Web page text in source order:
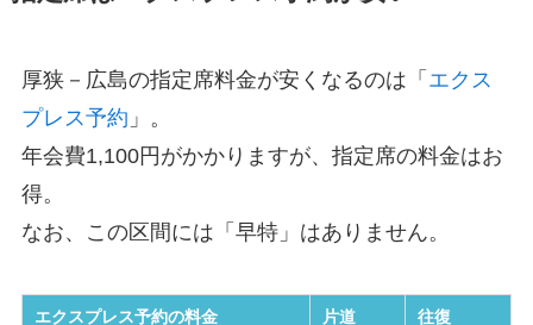
厚狭－広島の指定席料金が安くなるのは「 エクス
プレス予約 」。
年会費1,100円がかかりますが、指定席の料金はお
得。
なお、この区間には「早特」はありません。
エクスプレス予約の料金 片道 往復